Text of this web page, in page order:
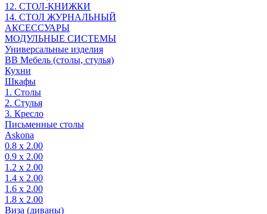
12. СТОЛ-КНИЖКИ
14. СТОЛ ЖУРНАЛЬНЫЙ
АКСЕССУАРЫ
МОДУЛЬНЫЕ СИСТЕМЫ
Универсальные изделия
ВВ Мебель (столы, стулья)
Кухни
Шкафы
1. Столы
2. Стулья
3. Кресло
Письменные столы
Askona
0.8 х 2.00
0.9 х 2.00
1.2 х 2.00
1.4 х 2.00
1.6 х 2.00
1.8 х 2.00
Виза (диваны)